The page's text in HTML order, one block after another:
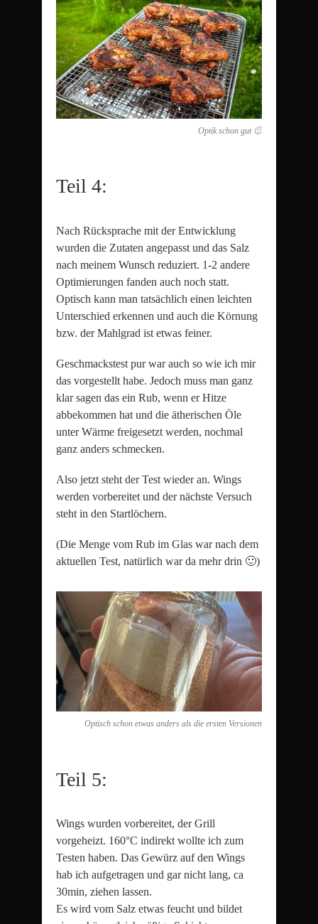
Optik schon gut 🙂
Teil 4:
Nach Rücksprache mit der Entwicklung
wurden die Zutaten angepasst und das Salz
nach meinem Wunsch reduziert. 1-2 andere
Optimierungen fanden auch noch statt.
Optisch kann man tatsächlich einen leichten
Unterschied erkennen und auch die Körnung
bzw. der Mahlgrad ist etwas feiner.
Geschmackstest pur war auch so wie ich mir
das vorgestellt habe. Jedoch muss man ganz
klar sagen das ein Rub, wenn er Hitze
abbekommen hat und die ätherischen Öle
unter Wärme freigesetzt werden, nochmal
ganz anders schmecken.
Also jetzt steht der Test wieder an. Wings
werden vorbereitet und der nächste Versuch
steht in den Startlöchern.
(Die Menge vom Rub im Glas war nach dem
aktuellen Test, natürlich war da mehr drin 🙂)
Optisch schon etwas anders als die ersten Versionen
Teil 5:
Wings wurden vorbereitet, der Grill
vorgeheizt. 160°C indirekt wollte ich zum
Testen haben. Das Gewürz auf den Wings
hab ich aufgetragen und gar nicht lang, ca
30min, ziehen lassen.
Es wird vom Salz etwas feucht und bildet